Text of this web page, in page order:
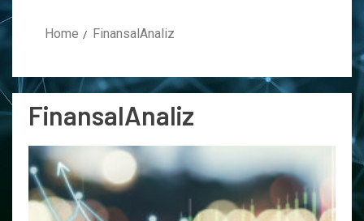
Home FinansalAnaliz
FinansalAnaliz